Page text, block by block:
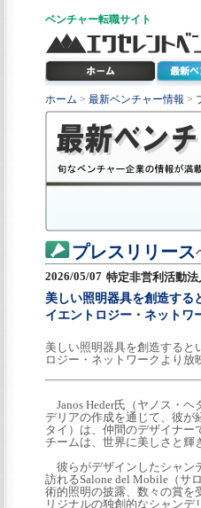
ベンチャー転職サイト
ホーム > 最新ベンチャー情報 >
プレスリリース
2026/05/07 特定非営利活動
美しい照明器具を創造する
イエントロジー・ネットワ
美しい照明器具を創造すると
ロジー・ネットワークより放
Janos Heder氏（ヤノス・
デリアの作成を通じて、彼が
タイ）は、仲間のデザイナー
チームは、世界に美しさと輝
彼らがデザインしたシャン
訪れるSalone del Mobile（サ
術的照明の披露、数々の賞を
リジナルの独創的なシャンデ